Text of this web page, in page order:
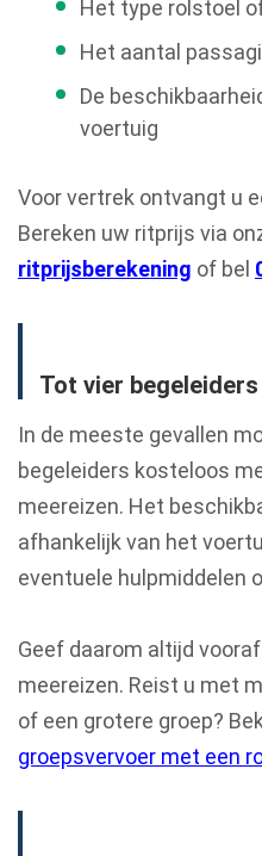
Het type rolstoel
Het aantal
De
voertuig
Voor vertrek ontvangt u
Bereken uw ritprijs via
ritprijsberekening of bel
Tot vier
In de meeste gevallen
begeleiders kosteloos
meereizen. Het
afhankelijk van het
eventuele hulpmiddelen
Geef daarom altijd
meereizen. Reist u met
of een grotere groep?
groepsvervoer met een